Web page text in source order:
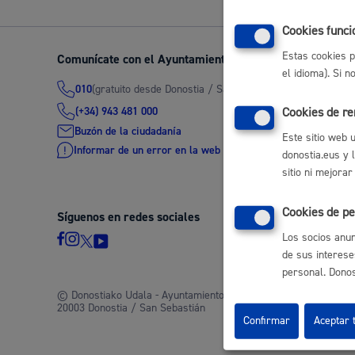
Movilidad
Seguridad ciudadana y emergencias
Salud Pública, animales y consumo
Infancia y juventud
Comunícate con el Ayuntamiento de Donostia / San
010(gratuito desde Donostia / San Sebastián)
(+34) 943 481 000
Buzón de la ciudadanía
Informar de un error en la web
Síguenos en redes sociales
© Donostiako Udala - Ayuntamiento de Donostia / San
20003 Donostia / San Sebastián
Cookies
Estas cookies
el idioma). Si
Cookies de
Este sitio web
donostia.eus y
sitio ni mejorar
Cookies de
Los socios
de sus
personal.
Confirmar Aceptar